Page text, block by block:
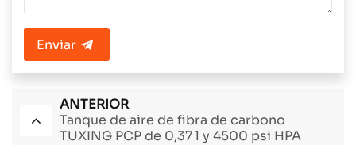
Enviar
ANTERIOR
Tanque de aire de fibra de carbono
TUXING PCP de 0,37 l y 4500 psi HPA